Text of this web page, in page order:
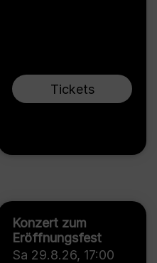
Tickets
Konzert zum
Eröffnungsfest
Sa 29.8.26, 17:00